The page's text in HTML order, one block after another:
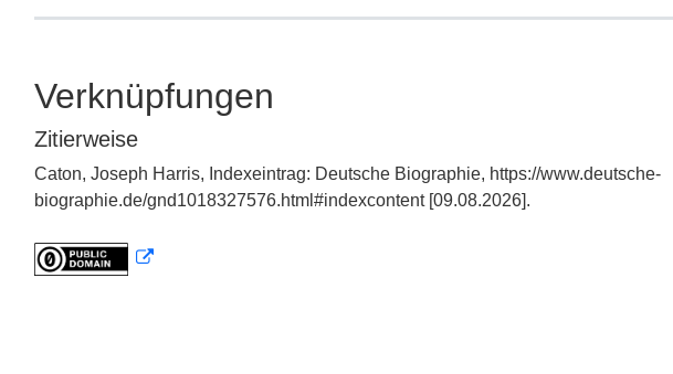
Verknüpfungen
Zitierweise
Caton, Joseph Harris, Indexeintrag: Deutsche Biographie, https://www.deutsche-
biographie.de/gnd1018327576.html#indexcontent [09.08.2026].